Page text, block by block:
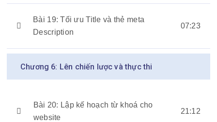
Bài 19: Tối ưu Title và thẻ meta
Description
07:23
Chương 6: Lên chiến lược và thực thi
Bài 20: Lập kế hoạch từ khoá cho
website
21:12